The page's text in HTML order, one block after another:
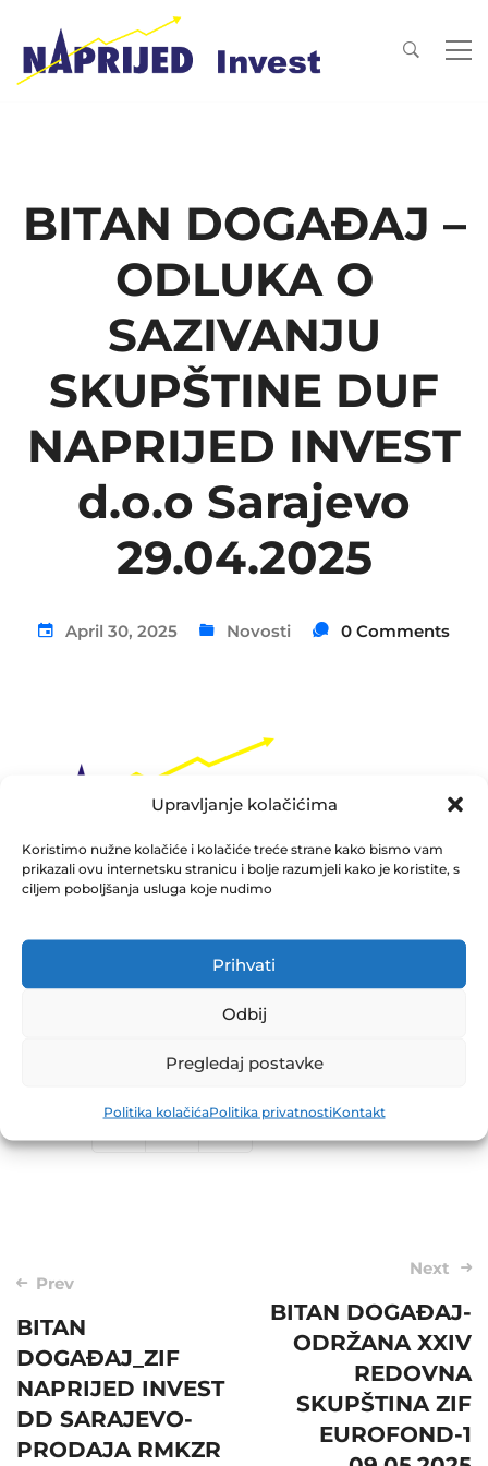
Upravljanje kolačićima
Koristimo nužne kolačiće i kolačiće treće strane kako bismo vam
prikazali ovu internetsku stranicu i bolje razumjeli kako je koristite, s
ciljem poboljšanja usluga koje nudimo
Prihvati
Odbij
Pregledaj postavke
Politika kolačićaPolitika privatnostiKontakt
BITAN DOGAĐAJ –
ODLUKA O
SAZIVANJU
SKUPŠTINE DUF
NAPRIJED INVEST
d.o.o Sarajevo
29.04.2025
April 30, 2025 Novosti 0 Comments
poslovanje društva DUF – sazivanje Skupštine
Post
Prev
BITAN
DOGAĐAJ_ZIF
NAPRIJED INVEST
DD SARAJEVO-
PRODAJA RMKZR
Next
BITAN DOGAĐAJ-
ODRŽANA XXIV
REDOVNA
SKUPŠTINA ZIF
EUROFOND-1